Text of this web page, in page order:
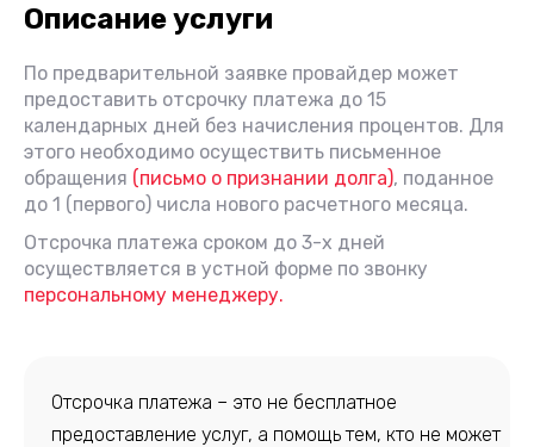
Описание услуги
По предварительной заявке провайдер может
предоставить отсрочку платежа до 15
календарных дней без начисления процентов. Для
этого необходимо осуществить письменное
обращения (письмо о признании долга), поданное
до 1 (первого) числа нового расчетного месяца.
Отсрочка платежа сроком до 3-х дней
осуществляется в устной форме по звонку
персональному менеджеру.
Отсрочка платежа – это не бесплатное
предоставление услуг, а помощь тем, кто не может